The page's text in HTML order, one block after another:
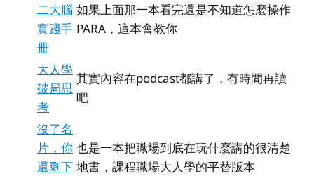
二大腦
實踐手
冊
如果上面那一本看完還是不知道怎麼操作
PARA，這本會教你
大人學
破局思
考
其實內容在podcast都講了，有時間再讀
吧
沒了名
片，你
還剩下
也是一本把職場到底在玩什麼講的很清楚
地書，課程職場大人學的平替版本